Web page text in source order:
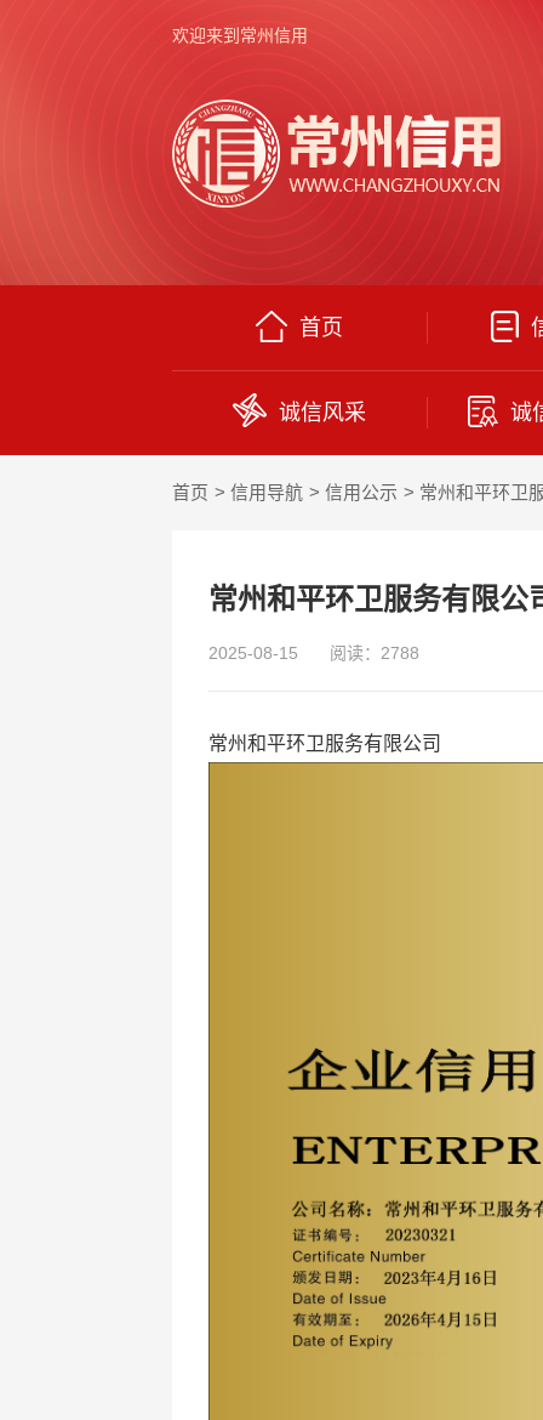
欢迎来到常州信用
首页
诚信风采 诚
首页 信用导航 信用公示 常州和平环卫
常州和平环卫服务有限公
2025-08-15 阅读：2788
常州和平环卫服务有限公司